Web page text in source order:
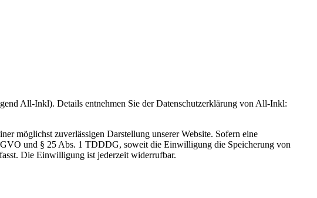
All-Inkl). Details entnehmen Sie der Datenschutzerklärung von All-Inkl:
möglichst zuverlässigen Darstellung unserer Website. Sofern eine
und § 25 Abs. 1 TDDDG, soweit die Einwilligung die Speicherung von
Die Einwilligung ist jederzeit widerrufbar.